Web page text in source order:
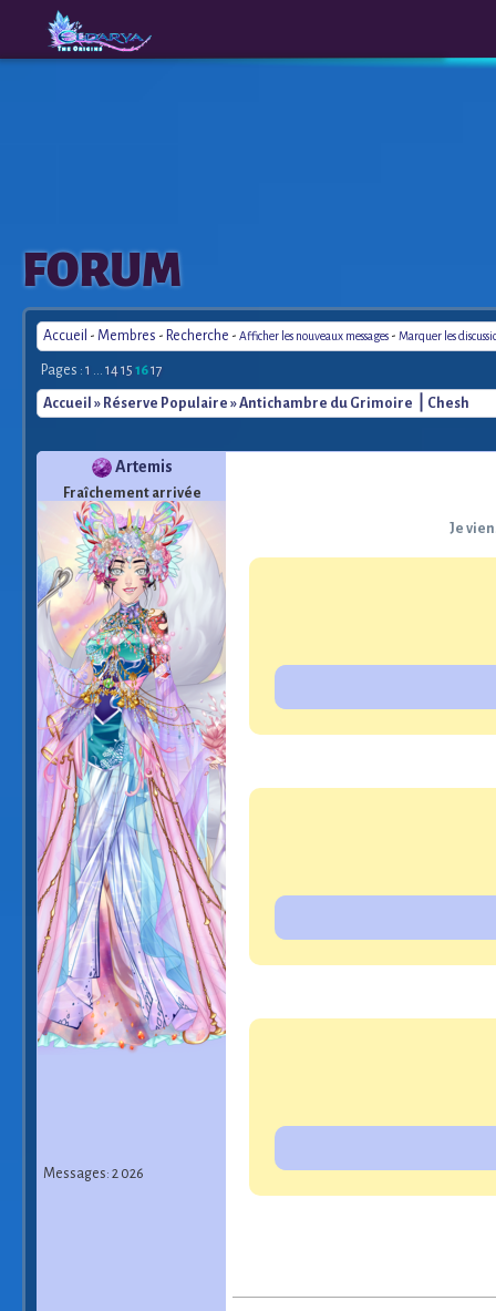
The
Origins
FORUM
Accueil - Membres - Recherche - Afficher les nouveaux messages - Marquer les
Pages : 1 ... 1415 1617
Accueil » Réserve Populaire » Antichambre du Grimoire ⎪Chesh
Artemis
Fraîchement arrivée
Messages: 2 026
Je